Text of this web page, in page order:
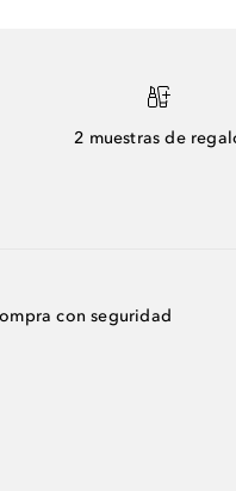
2 muestras de
con seguridad